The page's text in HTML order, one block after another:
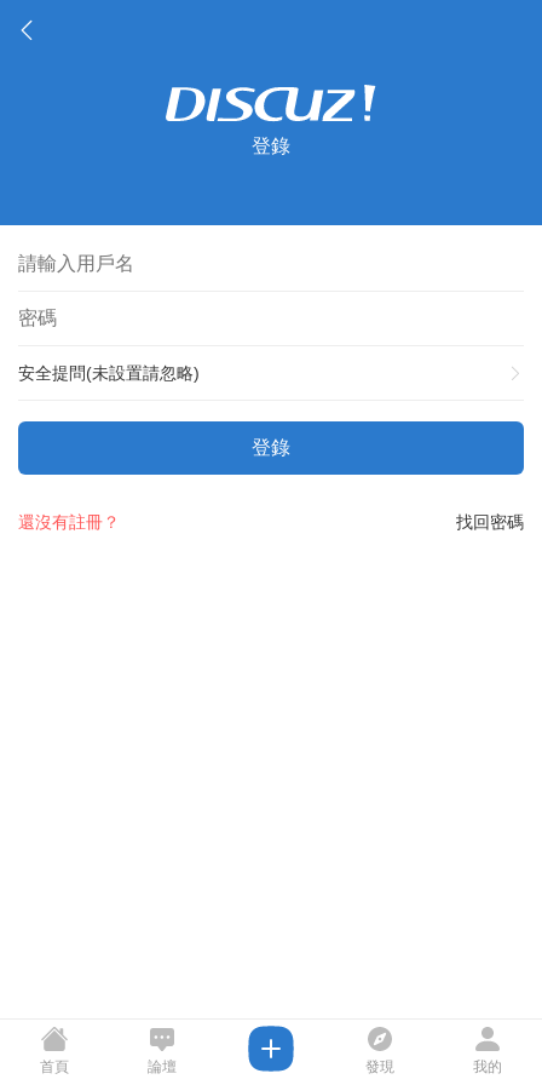
登錄
安全提問(未設置請忽略)
登錄
找回密碼
還沒有註冊？
首頁 論壇 發現 我的